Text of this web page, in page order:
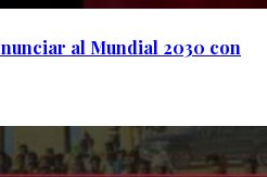
al Mundial 2030 con